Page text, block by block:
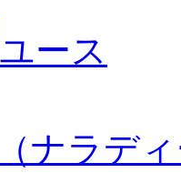
ース
ナラデ